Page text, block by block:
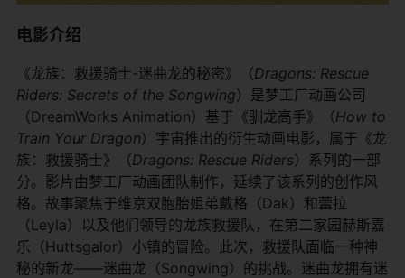
电影介绍
《龙族：救援骑士-迷曲龙的秘密》（Dragons: Rescue
Riders: Secrets of the Songwing）是梦工厂动画公司
（DreamWorks Animation）基于《驯龙高手》（How to
Train Your Dragon）宇宙推出的衍生动画电影，属于《龙
族：救援骑士》（Dragons: Rescue Riders）系列的一部
分。影片由梦工厂动画团队制作，延续了该系列的创作风
格。故事聚焦于维京双胞胎姐弟戴格（Dak）和蕾拉
（Leyla）以及他们领导的龙族救援队，在第二家园赫斯嘉
乐（Huttsgalor）小镇的冒险。此次，救援队面临一种神
秘的新龙——迷曲龙（Songwing）的挑战。迷曲龙拥有迷